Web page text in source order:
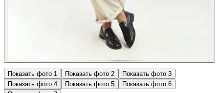
Показать фото 1 Показать фото 2 Показать фото 3
Показать фото 4 Показать фото 5 Показать фото 6